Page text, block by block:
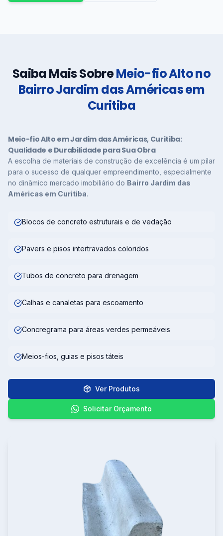
Saiba Mais SobreMeio-fio Alto no
Bairro Jardim das Américas em
Curitiba
Meio-fio Alto em Jardim das Américas, Curitiba:
Qualidade e Durabilidade para Sua Obra
A escolha de materiais de construção de excelência é um pilar
para o sucesso de qualquer empreendimento, especialmente
no dinâmico mercado imobiliário do Bairro Jardim das
Américas em Curitiba.
Blocos de concreto estruturais e de vedação
Pavers e pisos intertravados coloridos
Tubos de concreto para drenagem
Calhas e canaletas para escoamento
Concregrama para áreas verdes permeáveis
Meios-fios, guias e pisos táteis
Ver Produtos
Solicitar Orçamento